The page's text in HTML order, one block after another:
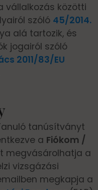
vállalkozás közötti
szóló 45/2014.
alá tartozik, és
jogairól szóló
2011/83/EU
tanúsítványt
a Fiókom /
megvásárolhatja a
vizsgázási
megkapja a